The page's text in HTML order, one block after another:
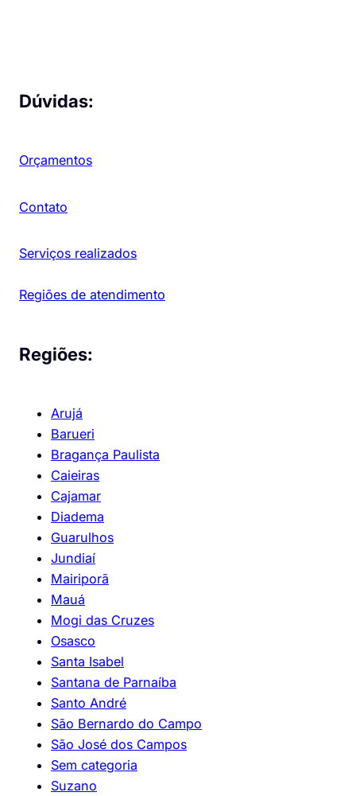
Dúvidas:
Orçamentos
Contato
Serviços realizados
Regiões de atendimento
Regiões:
Arujá
Barueri
Bragança Paulista
Caieiras
Cajamar
Diadema
Guarulhos
Jundiaí
Mairiporã
Mauá
Mogi das Cruzes
Osasco
Santa Isabel
Santana de Parnaíba
Santo André
São Bernardo do Campo
São José dos Campos
Sem categoria
Suzano